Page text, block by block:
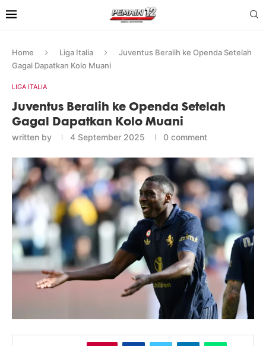
Home Liga Italia
Juventus Beralih ke Openda Setelah
Gagal Dapatkan Kolo Muani
LIGA ITALIA
Juventus Beralih ke Openda Setelah
Gagal Dapatkan Kolo Muani
written by 4 September 2025 0 comment